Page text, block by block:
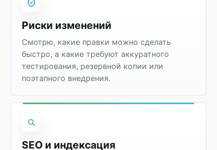
Риски изменений
Смотрю, какие правки можно сделать
быстро, а какие требуют аккуратного
тестирования, резервной копии или
поэтапного внедрения.
SEO и индексация